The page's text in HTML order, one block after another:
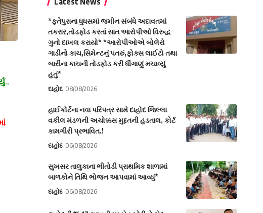
*ફતેપુરાના ધુધસમાં જમીન સંબંધે અદાવતમાં
તકરાર,તોડફોડ કરતાં સાત આરોપીઓ વિરુદ્ધ
ગુનો દાખલ કરાયો* *આરોપીઓએ બોલેરો
ગાડીનો કાચ,સિમેન્ટનું પતરું,ફોક્સ લાઈટો તથા
બારીના કાચની તોડફોડ કરી ધીંગાણું મચાવ્યું
હતું*
દાહોદ 08/08/2026
હાઈકોર્ટના નવા પરિપત્ર સામે દાહોદ જિલ્લા
વકીલ મંડળની અચોક્કસ મુદ્દતની હડતાલ, કોર્ટ
કામગીરી પ્રભાવિત.!
દાહોદ 06/08/2026
સુખસર તાલુકાના ભીતોડી પ્રાથમિક શાળામાં
બાળકોને તિથિ ભોજન આપવામાં આવ્યું*
દાહોદ 06/08/2026